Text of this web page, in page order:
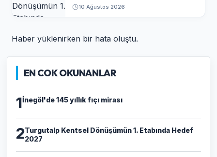
10 Ağustos 2026
Haber yüklenirken bir hata oluştu.
EN COK OKUNANLAR
1İnegöl'de 145 yıllık fıçı mirası
2Turgutalp Kentsel Dönüşümün 1. Etabında Hedef
2027